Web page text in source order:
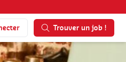
Trouver un job !